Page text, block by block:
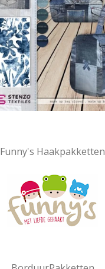
Funny's Haakpakketten